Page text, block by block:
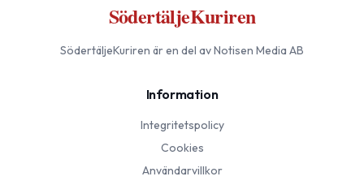
SödertäljeKuriren
SödertäljeKuriren är en del av Notisen Media AB
Information
Integritetspolicy
Cookies
Användarvillkor